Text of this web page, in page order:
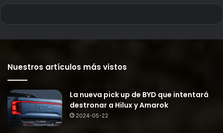
Nuestros artículos más vistos
La nueva pick up de BYD que intentará
destronar a Hilux y Amarok
2024-05-22